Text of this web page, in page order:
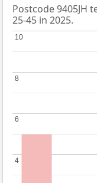
Postcode 9405JH
25-45 in 2025.
4
4
6
6
8
8
10
10